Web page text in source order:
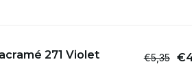
271 Violet €5,35